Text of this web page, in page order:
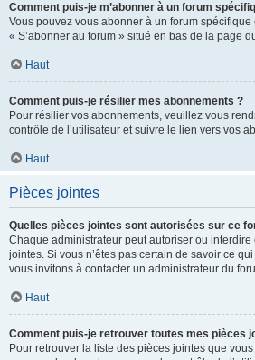
Comment puis-je m’abonner à un forum
Vous pouvez vous abonner à un forum
« S’abonner au forum » situé en bas de la page
Haut
Comment puis-je résilier mes abonnements ?
Pour résilier vos abonnements, veuillez vous
contrôle de l’utilisateur et suivre le lien vers vos
Haut
Pièces jointes
Quelles pièces jointes sont autorisées sur ce
Chaque administrateur peut autoriser ou
jointes. Si vous n’êtes pas certain de savoir ce
vous invitons à contacter un administrateur du
Haut
Comment puis-je retrouver toutes mes pièces
Pour retrouver la liste des pièces jointes que